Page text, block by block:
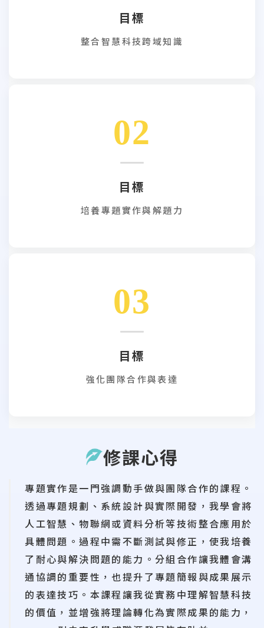
目標
整合智慧科技跨域知識
02
目標
培養專題實作與解題力
03
目標
強化團隊合作與表達
修課心得
專題實作是一門強調動手做與團隊合作的課程。
透過專題規劃、系統設計與實際開發，我學會將
人工智慧、物聯網或資料分析等技術整合應用於
具體問題。過程中需不斷測試與修正，使我培養
了耐心與解決問題的能力。分組合作讓我體會溝
通協調的重要性，也提升了專題簡報與成果展示
的表達技巧。本課程讓我從實務中理解智慧科技
的價值，並增強將理論轉化為實際成果的能力，